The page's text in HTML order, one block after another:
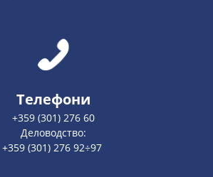
Телефони
+359 (301) 276 60
Деловодство:
+359 (301) 276 92÷97